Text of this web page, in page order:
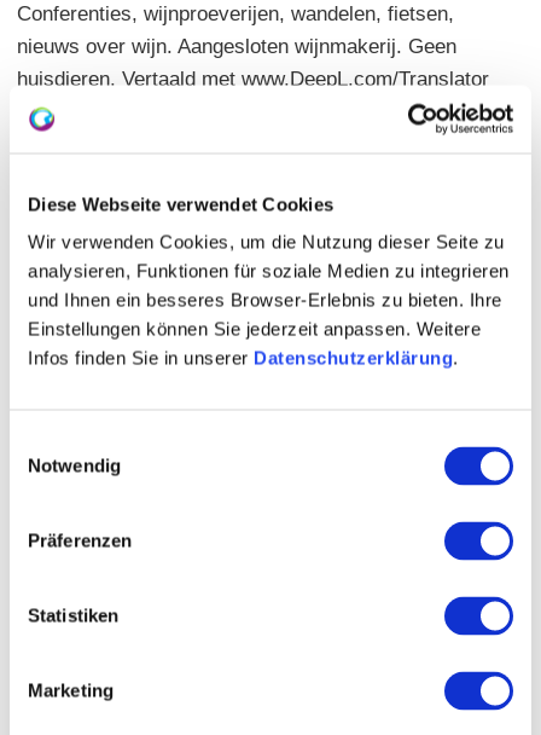
Diese Webseite verwendet Cookies
Wir verwenden Cookies, um die Nutzung dieser Seite zu
analysieren, Funktionen für soziale Medien zu integrieren
und Ihnen ein besseres Browser-Erlebnis zu bieten. Ihre
Einstellungen können Sie jederzeit anpassen. Weitere
Infos finden Sie in unserer Datenschutzerklärung.
Notwendig
Präferenzen
Statistiken
Marketing
Conferenties, wijnproeverijen, wandelen, fietsen,
nieuws over wijn. Aangesloten wijnmakerij. Geen
huisdieren. Vertaald met www.DeepL.com/Translator
(gratis versie)
+ 12 meer